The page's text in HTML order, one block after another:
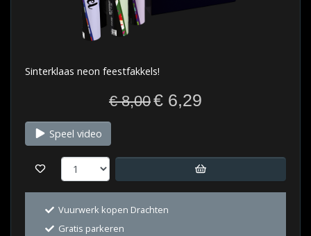
Sinterklaas neon feestfakkels!
€ 8,00€ 6,29
Speel video
Vuurwerk kopen Drachten
Gratis parkeren